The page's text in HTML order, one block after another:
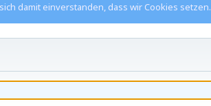
damit einverstanden, dass wir Cookies setzen.